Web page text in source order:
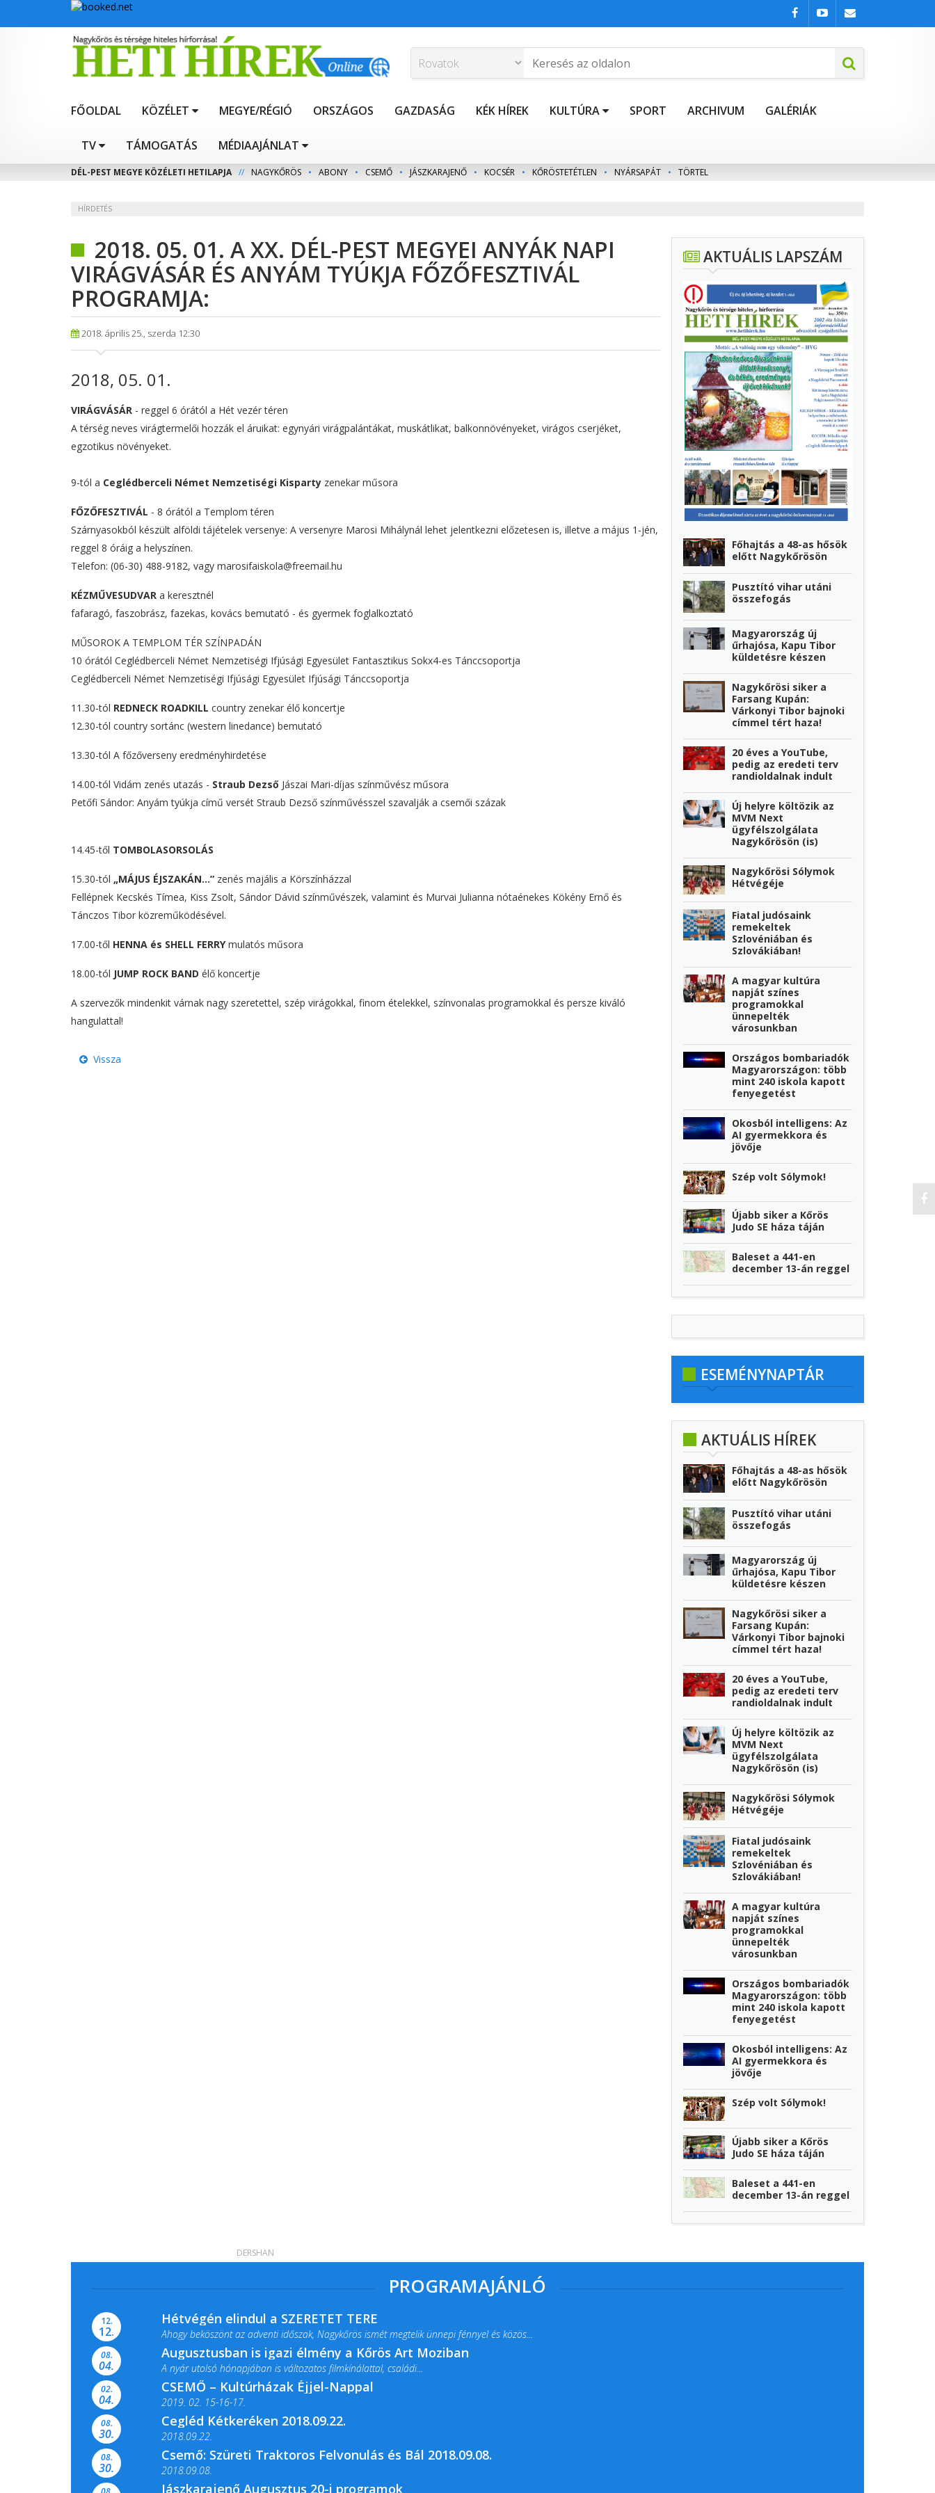
FŐOLDAL KÖZÉLET MEGYE/RÉGIÓ ORSZÁGOS GAZDASÁG KÉK HÍREK KULTÚRA SPORT ARCHIVUM GALÉRIÁK
TV TÁMOGATÁS MÉDIAAJÁNLAT
DÉL-PEST MEGYE KÖZÉLETI HETILAPJA // NAGYKŐRÖS • ABONY • CSEMŐ • JÁSZKARAJENŐ • KOCSÉR • KŐRÖSTETÉTLEN • NYÁRSAPÁT • TÖRTEL
HÍRDETÉS
2018. 05. 01. A XX. DÉL-PEST MEGYEI ANYÁK NAPI
VIRÁGVÁSÁR ÉS ANYÁM TYÚKJA FŐZŐFESZTIVÁL
PROGRAMJA:
2018. április 25., szerda 12:30
2018, 05. 01.
VIRÁGVÁSÁR - reggel 6 órától a Hét vezér téren
A térség neves virágtermelői hozzák el áruikat: egynyári virágpalántákat, muskátlikat, balkonnövényeket, virágos cserjéket,
egzotikus növényeket.
9-tól a Ceglédberceli Német Nemzetiségi Kisparty zenekar műsora
FŐZŐFESZTIVÁL - 8 órától a Templom téren
Szárnyasokból készült alföldi tájételek versenye: A versenyre Marosi Mihálynál lehet jelentkezni előzetesen is, illetve a május 1-jén,
reggel 8 óráig a helyszínen.
Telefon: (06-30) 488-9182, vagy marosifaiskola@freemail.hu
KÉZMŰVESUDVAR a keresztnél
fafaragó, faszobrász, fazekas, kovács bemutató - és gyermek foglalkoztató
MŰSOROK A TEMPLOM TÉR SZÍNPADÁN
10 órától Ceglédberceli Német Nemzetiségi Ifjúsági Egyesület Fantasztikus Sokx4-es Tánccsoportja
Ceglédberceli Német Nemzetiségi Ifjúsági Egyesület Ifjúsági Tánccsoportja
11.30-tól REDNECK ROADKILL country zenekar élő koncertje
12.30-tól country sortánc (western linedance) bemutató
13.30-tól A főzőverseny eredményhirdetése
14.00-tól Vidám zenés utazás - Straub Dezső Jászai Mari-díjas színművész műsora
Petőfi Sándor: Anyám tyúkja című versét Straub Dezső színművésszel szavalják a csemői százak
14.45-től TOMBOLASORSOLÁS
15.30-tól „MÁJUS ÉJSZAKÁN…” zenés majális a Körszínházzal
Fellépnek Kecskés Tímea, Kiss Zsolt, Sándor Dávid színművészek, valamint és Murvai Julianna nótaénekes Kökény Ernő és
Tánczos Tibor közreműködésével.
17.00-től HENNA és SHELL FERRYmulatós műsora
18.00-tól JUMP ROCK BAND élő koncertje
A szervezők mindenkit várnak nagy szeretettel, szép virágokkal, finom ételekkel, színvonalas programokkal és persze kiváló
hangulattal!
Vissza
AKTUÁLIS LAPSZÁM
Főhajtás a 48-as hősök
előtt Nagykőrösön
Pusztító vihar utáni
összefogás
Magyarország új
űrhajósa, Kapu Tibor
küldetésre készen
Nagykőrösi siker a
Farsang Kupán:
Várkonyi Tibor bajnoki
címmel tért haza!
20 éves a YouTube,
pedig az eredeti terv
randioldalnak indult
Új helyre költözik az
MVM Next
ügyfélszolgálata
Nagykőrösön (is)
Nagykőrösi Sólymok
Hétvégéje
Fiatal judósaink
remekeltek
Szlovéniában és
Szlovákiában!
A magyar kultúra
napját színes
programokkal
ünnepelték
városunkban
Országos bombariadók
Magyarországon: több
mint 240 iskola kapott
fenyegetést
Okosból intelligens: Az
AI gyermekkora és
jövője
Szép volt Sólymok!
Újabb siker a Kőrös
Judo SE háza táján
Baleset a 441-en
december 13-án reggel
ESEMÉNYNAPTÁR
AKTUÁLIS HÍREK
Főhajtás a 48-as hősök
előtt Nagykőrösön
Pusztító vihar utáni
összefogás
Magyarország új
űrhajósa, Kapu Tibor
küldetésre készen
Nagykőrösi siker a
Farsang Kupán:
Várkonyi Tibor bajnoki
címmel tért haza!
20 éves a YouTube,
pedig az eredeti terv
randioldalnak indult
Új helyre költözik az
MVM Next
ügyfélszolgálata
Nagykőrösön (is)
Nagykőrösi Sólymok
Hétvégéje
Fiatal judósaink
remekeltek
Szlovéniában és
Szlovákiában!
A magyar kultúra
napját színes
programokkal
ünnepelték
városunkban
Országos bombariadók
Magyarországon: több
mint 240 iskola kapott
fenyegetést
Okosból intelligens: Az
AI gyermekkora és
jövője
Szép volt Sólymok!
Újabb siker a Kőrös
Judo SE háza táján
Baleset a 441-en
december 13-án reggel
PROGRAMAJÁNLÓ
12.
12.
Hétvégén elindul a SZERETET TERE
Ahogy beköszönt az adventi időszak, Nagykőrös ismét megtelik ünnepi fénnyel és közös...
08.
04.
Augusztusban is igazi élmény a Kőrös Art Moziban
A nyár utolsó hónapjában is változatos filmkínálattal, családi...
02.
04.
CSEMŐ – Kultúrházak Éjjel-Nappal
2019. 02. 15-16-17.
Színes és tartalmas programokkal várja a Csemői Községi Könyvtár és...
08.
30.
Cegléd Kétkeréken 2018.09.22.
2018.09.22.
08.
30.
Csemő: Szüreti Traktoros Felvonulás és Bál 2018.09.08.
2018.09.08.
Jászkarajenő Augusztus 20-i programok
DERSHAN